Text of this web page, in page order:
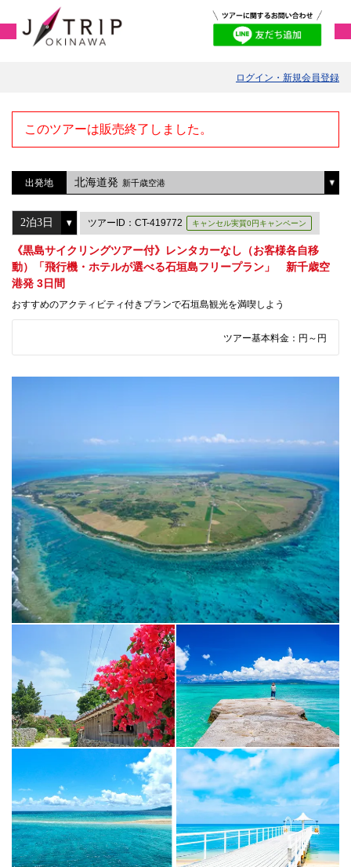
ログイン・新規会員登録
このツアーは販売終了しました。
出発地 北海道発 新千歳空港
ツアーID：CT-419772 キャンセル実質0円キャンペーン
《黒島サイクリングツアー付》レンタカーなし（お客様各自移
動）「飛行機・ホテルが選べる石垣島フリープラン」 新千歳空
港発 3日間
おすすめのアクティビティ付きプランで石垣島観光を満喫しよう
ツアー基本料金： 円～ 円